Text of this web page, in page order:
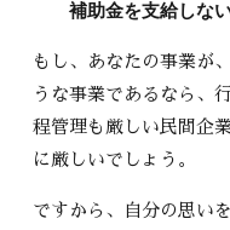
補助金を支給しな
もし、あなたの事業が
うな事業であるなら、
程管理も厳しい民間企
に厳しいでしょう。
ですから、自分の思い